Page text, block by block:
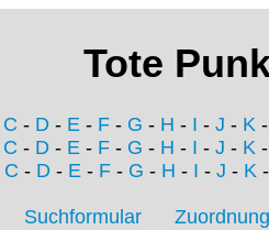
Tote
C - D - E - F - G - H - I - J - K
C - D - E - F - G - H - I - J - K
C - D- E- F- G - H - I - J - K
Suchformular